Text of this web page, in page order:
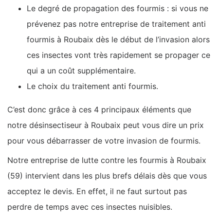
Le degré de propagation des fourmis : si vous ne
prévenez pas notre entreprise de traitement anti
fourmis à Roubaix dès le début de l’invasion alors
ces insectes vont très rapidement se propager ce
qui a un coût supplémentaire.
Le choix du traitement anti fourmis.
C’est donc grâce à ces 4 principaux éléments que
notre désinsectiseur à Roubaix peut vous dire un prix
pour vous débarrasser de votre invasion de fourmis.
Notre entreprise de lutte contre les fourmis à Roubaix
(59) intervient dans les plus brefs délais dès que vous
acceptez le devis. En effet, il ne faut surtout pas
perdre de temps avec ces insectes nuisibles.